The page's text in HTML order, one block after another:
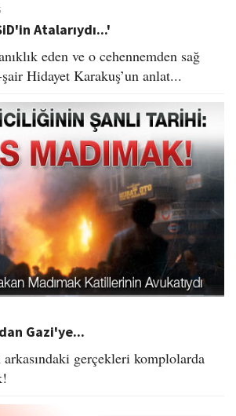
Atalarıydı...'
eden ve o cehennemden sağ
Hidayet Karakuş’un anlat...
Gazi'ye...
arkasındaki gerçekleri komplolarda